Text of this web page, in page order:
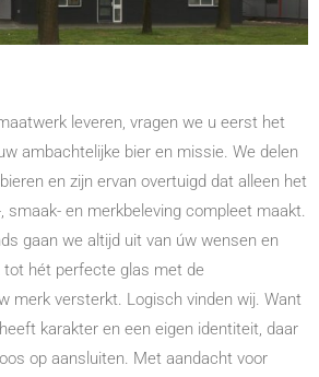
leveren, vragen we u eerst het
ambachtelijke bier en missie. We delen
en zijn ervan overtuigd dat alleen het
smaak- en merkbeleving compleet maakt.
gaan we altijd uit van úw wensen en
tot hét perfecte glas met de
merk versterkt. Logisch vinden wij. Want
karakter en een eigen identiteit, daar
op aansluiten. Met aandacht voor